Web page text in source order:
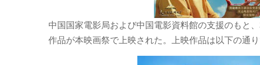
中国国家電影局および中国電影資料館の支援のもと
作品が本映画祭で上映された。上映作品は以下の通り